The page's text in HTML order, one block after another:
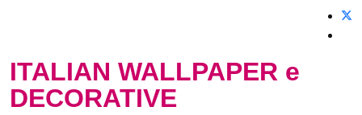
ITALIAN WALLPAPER e
DECORATIVE